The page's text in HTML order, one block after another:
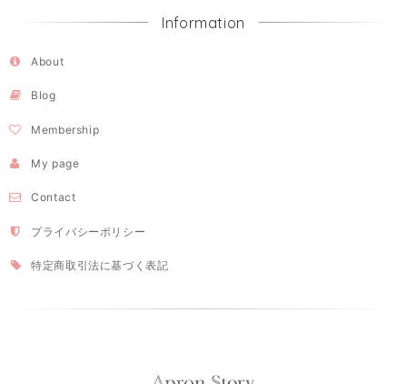
Information
About
Blog
Membership
My page
Contact
プライバシーポリシー
特定商取引法に基づく表記